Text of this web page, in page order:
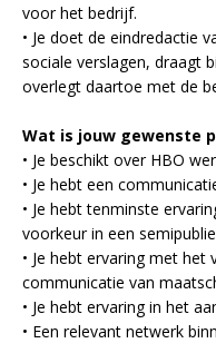
voor het bedrijf.
• Je doet de eindredactie
sociale verslagen, draagt
overlegt daartoe met de
Wat is jouw gewenste
• Je beschikt over HBO
• Je hebt een
• Je hebt tenminste
voorkeur in een
• Je hebt ervaring met het
communicatie van
• Je hebt ervaring in het
• Een relevant netwerk